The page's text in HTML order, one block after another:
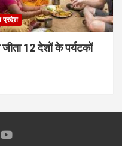
प्रदेश
12 देशों के पर्यटकों